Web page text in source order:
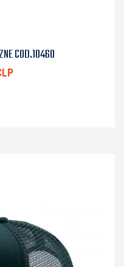
COD.10460